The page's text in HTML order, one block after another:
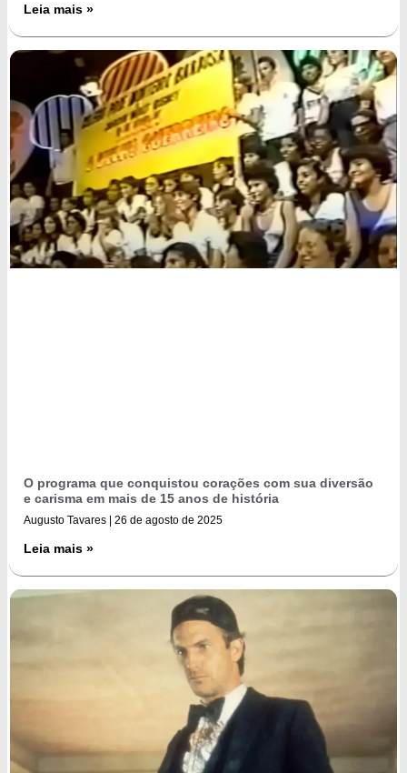
Leia mais »
O programa que conquistou corações com sua diversão
e carisma em mais de 15 anos de história
Augusto Tavares 26 de agosto de 2025
Leia mais »